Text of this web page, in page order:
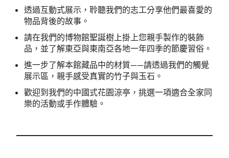
透過互動式展示，聆聽我們的志工分享他們最喜愛的
物品背後的故事。
請在我們的博物館聖誕樹上掛上您親手製作的裝飾
品，並了解東亞與東南亞各地一年四季的節慶習俗。
進一步了解本館藏品中的材質——請透過我們的觸覺
展示區，親手感受真實的竹子與玉石。
歡迎到我們的中國式花園涼亭，挑選一項適合全家同
樂的活動或手作體驗。